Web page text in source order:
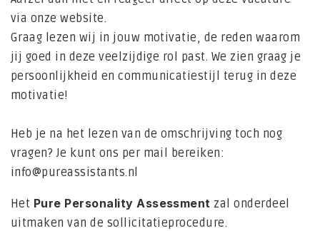
via onze website.
Graag lezen wij in jouw motivatie, de reden waarom
jij goed in deze veelzijdige rol past. We zien graag je
persoonlijkheid en communicatiestijl terug in deze
motivatie!
Heb je na het lezen van de omschrijving toch nog
vragen? Je kunt ons per mail bereiken:
info@pureassistants.nl
Het Pure Personality Assessment zal onderdeel
uitmaken van de sollicitatieprocedure.